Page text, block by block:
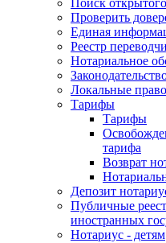
Проверить
Единая
Реестр
Нотариальное
Локальные
Тарифы
Тарифы
тарифа
Возврат
Депозит
Публичные
иностранных
Нотариус - детям